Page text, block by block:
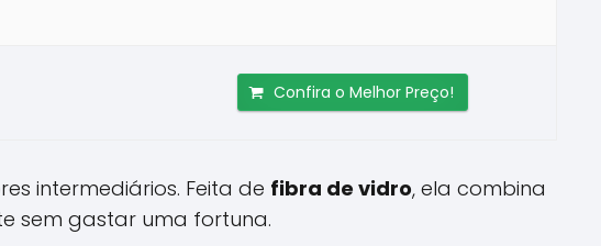
Confira o Melhor Preço!
intermediários. Feita de fibra de vidro, ela combina
sem gastar uma fortuna.